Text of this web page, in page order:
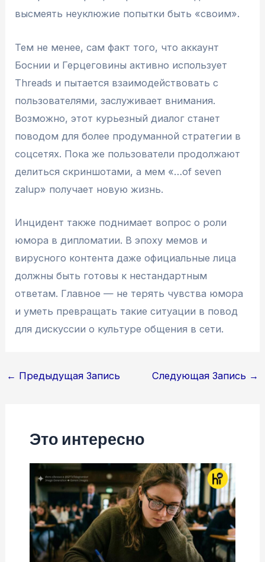
высмеять неуклюжие попытки быть «своим».
Тем не менее, сам факт того, что аккаунт
Боснии и Герцеговины активно использует
Threads и пытается взаимодействовать с
пользователями, заслуживает внимания.
Возможно, этот курьезный диалог станет
поводом для более продуманной стратегии в
соцсетях. Пока же пользователи продолжают
делиться скриншотами, а мем «…of seven
zalup» получает новую жизнь.
Инцидент также поднимает вопрос о роли
юмора в дипломатии. В эпоху мемов и
вирусного контента даже официальные лица
должны быть готовы к нестандартным
ответам. Главное — не терять чувства юмора
и уметь превращать такие ситуации в повод
для дискуссии о культуре общения в сети.
Навигация
← Предыдущая Запись Следующая Запись →
Это интересно